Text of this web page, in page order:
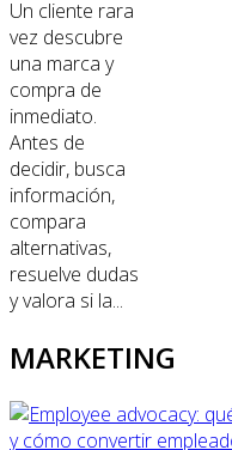
Un cliente rara
vez descubre
una marca y
compra de
inmediato.
Antes de
decidir, busca
información,
compara
alternativas,
resuelve dudas
y valora si la...
MARKETING